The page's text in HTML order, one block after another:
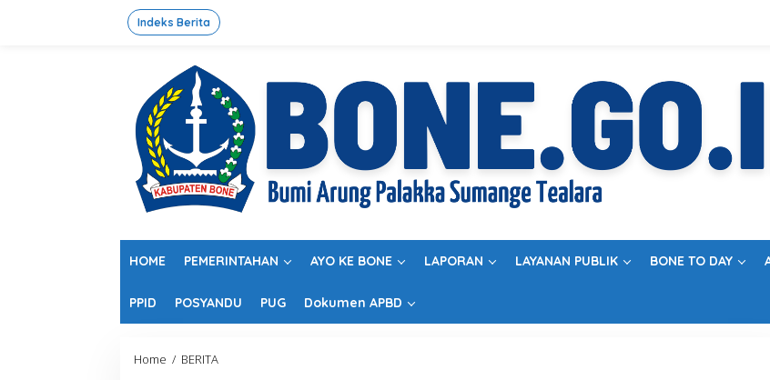
Indeks Berita
HOME PEMERINTAHAN AYO KE BONE LAPORAN LAYANAN PUBLIK BONE TO DAY
PPID POSYANDU PUG Dokumen APBD
Home / BERITA